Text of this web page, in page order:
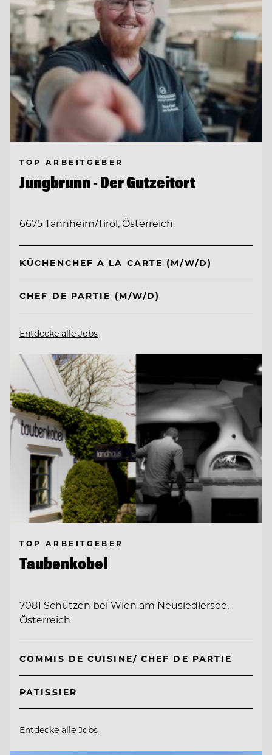
TOP ARBEITGEBER
Jungbrunn - Der Gutzeitort
6675 Tannheim/Tirol, Österreich
KÜCHENCHEF A LA CARTE (M/W/D)
CHEF DE PARTIE (M/W/D)
Entdecke alle Jobs
TOP ARBEITGEBER
Taubenkobel
7081 Schützen bei Wien am Neusiedlersee,
Österreich
COMMIS DE CUISINE/ CHEF DE PARTIE
PATISSIER
Entdecke alle Jobs